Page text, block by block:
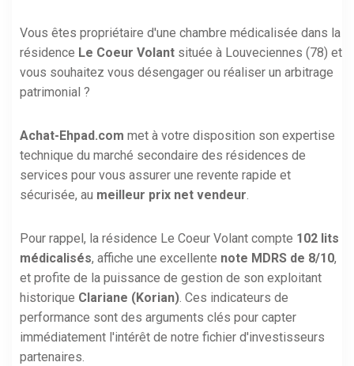
Vous êtes propriétaire d'une chambre médicalisée dans la
résidence Le Coeur Volant située à Louveciennes (78) et
vous souhaitez vous désengager ou réaliser un arbitrage
patrimonial ?
Achat-Ehpad.com met à votre disposition son expertise
technique du marché secondaire des résidences de
services pour vous assurer une revente rapide et
sécurisée, au meilleur prix net vendeur.
Pour rappel, la résidence Le Coeur Volant compte 102 lits
médicalisés, affiche une excellente note MDRS de 8/10,
et profite de la puissance de gestion de son exploitant
historique Clariane (Korian). Ces indicateurs de
performance sont des arguments clés pour capter
immédiatement l'intérêt de notre fichier d'investisseurs
partenaires.